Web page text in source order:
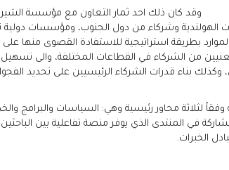
الهولندية وشركاء من دول الجنوب، ومؤسسات
بطريقة استراتيجية للاستفادة القصوى منها
من الشركاء في القطاعات المختلفة، والى
وكذلك بناء قدرات الشركاء الرئيسيين على تحديد
لثلاثة محاور رئيسية وهي: السياسات والبرامج
في المنتدى الذي يوفر منصة تفاعلية بين
الخبرات.